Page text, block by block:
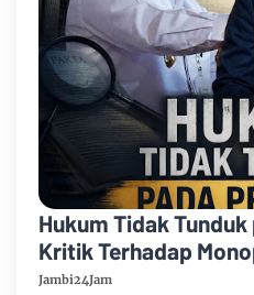
Hukum Tidak
Kritik Terhadap
Media dan Aktivis
Jambi24Jam